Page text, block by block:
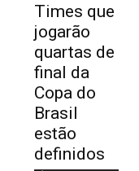
Times que
jogarão
quartas de
final da
Copa do
Brasil
estão
definidos